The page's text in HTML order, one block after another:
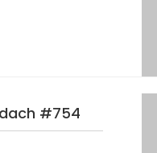
#754